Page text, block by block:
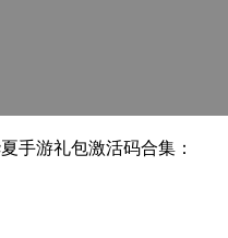
手游礼包激活码合集：